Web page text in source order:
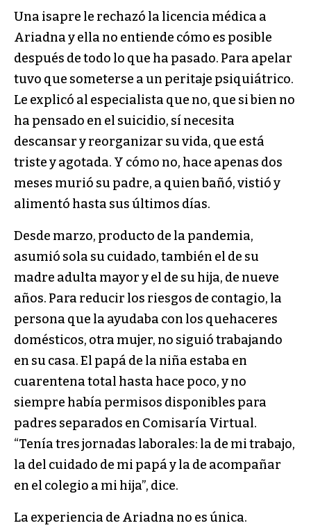
Una isapre le rechazó la licencia médica a
Ariadna y ella no entiende cómo es posible
después de todo lo que ha pasado. Para apelar
tuvo que someterse a un peritaje psiquiátrico.
Le explicó al especialista que no, que si bien no
ha pensado en el suicidio, sí necesita
descansar y reorganizar su vida, que está
triste y agotada. Y cómo no, hace apenas dos
meses murió su padre, a quien bañó, vistió y
alimentó hasta sus últimos días.
Desde marzo, producto de la pandemia,
asumió sola su cuidado, también el de su
madre adulta mayor y el de su hija, de nueve
años. Para reducir los riesgos de contagio, la
persona que la ayudaba con los quehaceres
domésticos, otra mujer, no siguió trabajando
en su casa. El papá de la niña estaba en
cuarentena total hasta hace poco, y no
siempre había permisos disponibles para
padres separados en Comisaría Virtual.
“Tenía tres jornadas laborales: la de mi trabajo,
la del cuidado de mi papá y la de acompañar
en el colegio a mi hija”, dice.
La experiencia de Ariadna no es única.